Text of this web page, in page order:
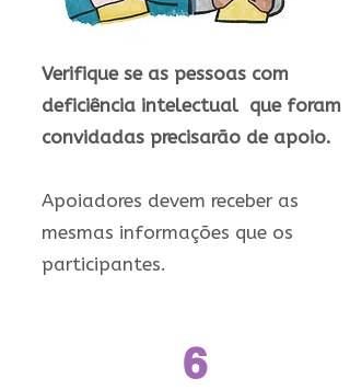
Verifique se as pessoas com
deficiência intelectual que foram
convidadas precisarão de apoio.
Apoiadores devem receber as
mesmas informações que os
participantes.
6